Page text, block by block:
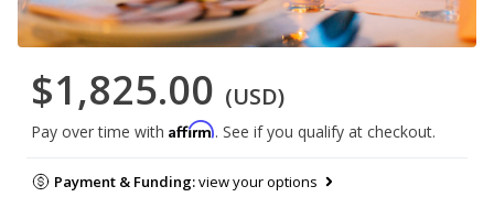
$1,825.00 (USD)
Pay over time with Affirm. See if you qualify at checkout.
Payment & Funding:view your options